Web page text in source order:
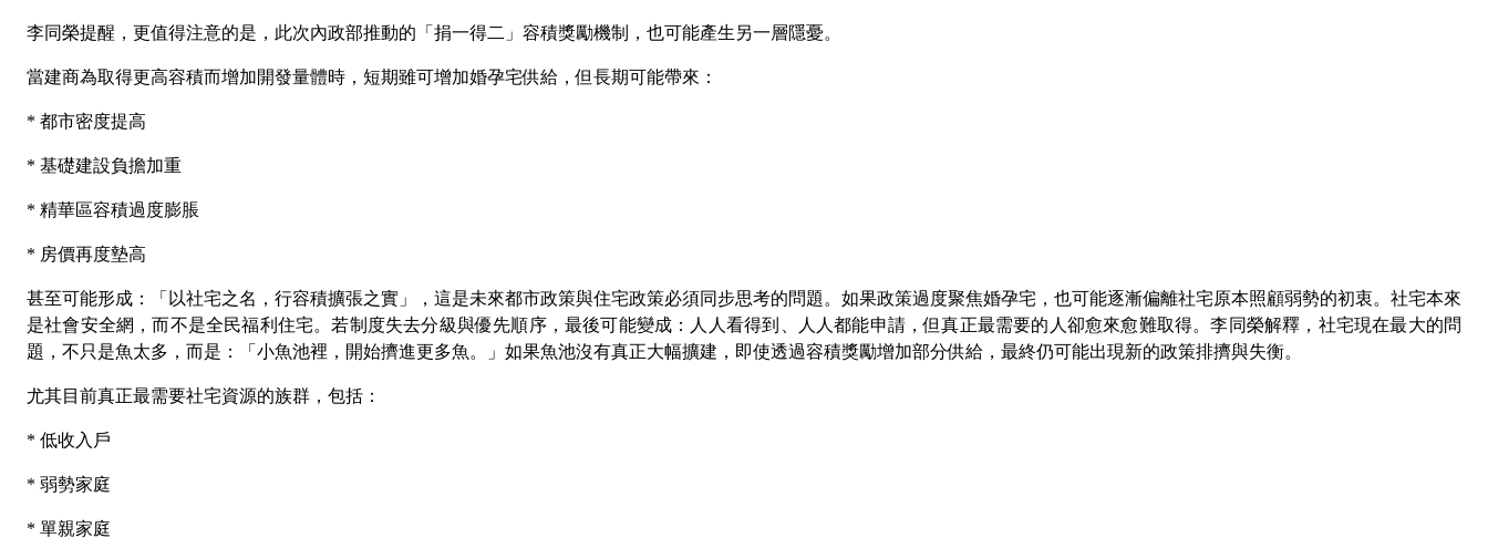
李同榮提醒，更值得注意的是，此次內政部推動的「捐一得二」容積獎勵機制，也可能產生另一層隱憂。
當建商為取得更高容積而增加開發量體時，短期雖可增加婚孕宅供給，但長期可能帶來：
* 都市密度提高
* 基礎建設負擔加重
* 精華區容積過度膨脹
* 房價再度墊高
甚至可能形成：「以社宅之名，行容積擴張之實」，這是未來都市政策與住宅政策必須同步思考的問題。如果政策過度聚焦婚孕宅，也可能逐漸偏離社宅原本照顧弱勢的初衷。社宅本來
是社會安全網，而不是全民福利住宅。若制度失去分級與優先順序，最後可能變成：人人看得到、人人都能申請，但真正最需要的人卻愈來愈難取得。李同榮解釋，社宅現在最大的問
題，不只是魚太多，而是：「小魚池裡，開始擠進更多魚。」如果魚池沒有真正大幅擴建，即使透過容積獎勵增加部分供給，最終仍可能出現新的政策排擠與失衡。
尤其目前真正最需要社宅資源的族群，包括：
* 低收入戶
* 弱勢家庭
* 單親家庭